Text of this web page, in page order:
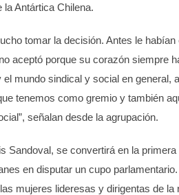
la Antártica Chilena.
tomar la decisión. Antes le
aceptó porque su corazón siempre
mundo sindical y social en general,
tenemos como gremio y también
señalan desde la agrupación.
Sandoval, se convertirá en la
en disputar un cupo
mujeres lideresas y dirigentas de la